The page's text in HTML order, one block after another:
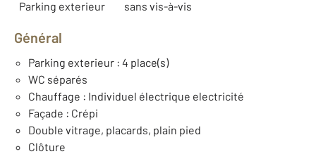
Parking exterieur sans vis-à-vis
Général
Parking exterieur : 4 place(s)
WC séparés
Chauffage : Individuel électrique electricité
Façade : Crépi
Double vitrage, placards, plain pied
Clôture